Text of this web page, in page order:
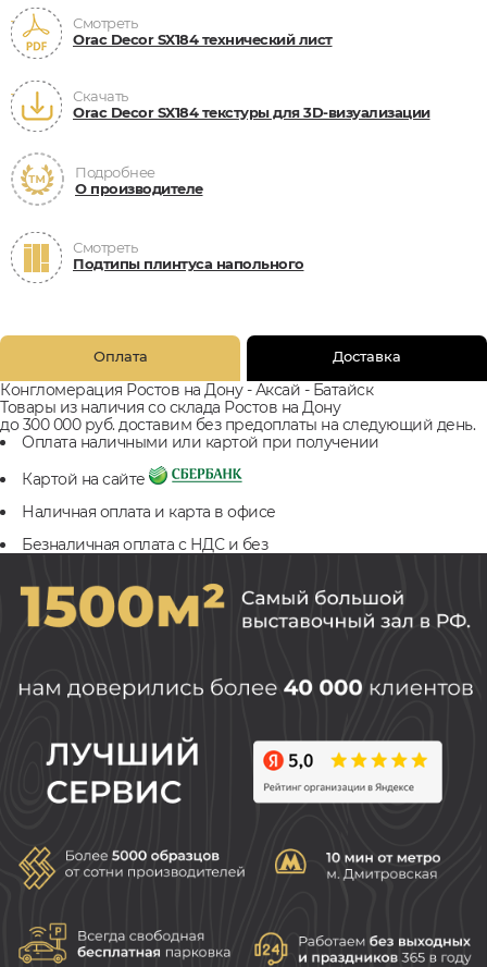
Смотреть
Orac Decor SX184 технический лист
Скачать
Orac Decor SX184 текстуры для 3D-визуализации
Подробнее
О производителе
Смотреть
Подтипы плинтуса напольного
Оплата Доставка
Конгломерация Ростов на Дону - Аксай - Батайск
Товары из наличия со склада Ростов на Дону
до 300 000 руб. доставим без предоплаты на следующий день.
Оплата наличными или картой при получении
Картой на сайте
Наличная оплата и карта в офисе
Безналичная оплата с НДС и без